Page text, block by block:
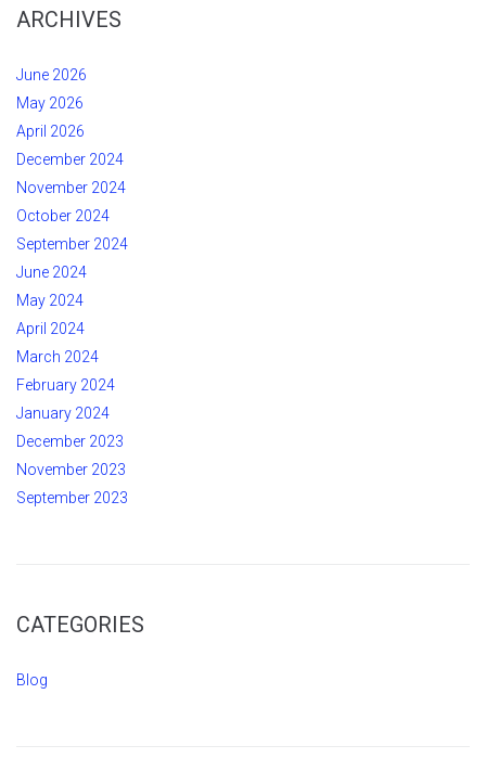
ARCHIVES
June 2026
May 2026
April 2026
December 2024
November 2024
October 2024
September 2024
June 2024
May 2024
April 2024
March 2024
February 2024
January 2024
December 2023
November 2023
September 2023
CATEGORIES
Blog